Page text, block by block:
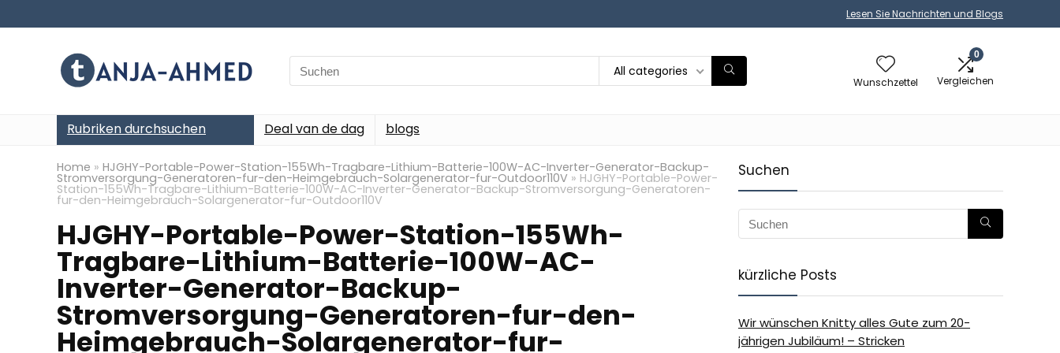
Lesen Sie Nachrichten und Blogs
Search
for:
All categories
Wunschzettel
0
Vergleichen
Rubriken durchsuchen Deal van de dag blogs
Home » HJGHY-Portable-Power-Station-155Wh-Tragbare-Lithium-Batterie-100W-AC-Inverter-Generator-Backup-
Stromversorgung-Generatoren-fur-den-Heimgebrauch-Solargenerator-fur-Outdoor110V » HJGHY-Portable-Power-
Station-155Wh-Tragbare-Lithium-Batterie-100W-AC-Inverter-Generator-Backup-Stromversorgung-Generatoren-
fur-den-Heimgebrauch-Solargenerator-fur-Outdoor110V
HJGHY-Portable-Power-Station-155Wh-
Tragbare-Lithium-Batterie-100W-AC-
Inverter-Generator-Backup-
Stromversorgung-Generatoren-fur-den-
Heimgebrauch-Solargenerator-fur-
Suchen
kürzliche Posts
Wir wünschen Knitty alles Gute zum 20-
jährigen Jubiläum! – Stricken